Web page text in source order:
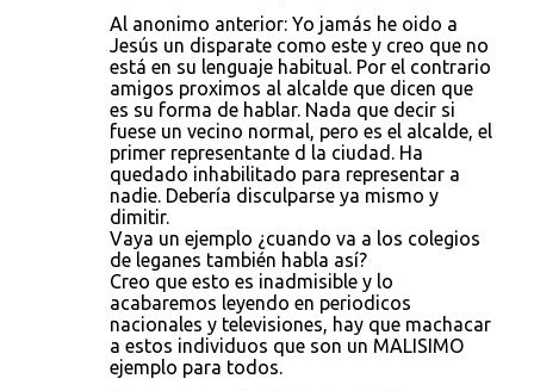
Al anonimo anterior: Yo jamás he oido a
Jesús un disparate como este y creo que no
está en su lenguaje habitual. Por el contrario
amigos proximos al alcalde que dicen que
es su forma de hablar. Nada que decir si
fuese un vecino normal, pero es el alcalde, el
primer representante d la ciudad. Ha
quedado inhabilitado para representar a
nadie. Debería disculparse ya mismo y
dimitir.
Vaya un ejemplo ¿cuando va a los colegios
de leganes también habla así?
Creo que esto es inadmisible y lo
acabaremos leyendo en periodicos
nacionales y televisiones, hay que machacar
a estos individuos que son un MALISIMO
ejemplo para todos.